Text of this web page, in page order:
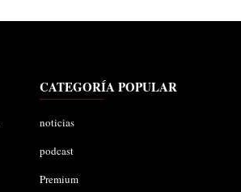
CATEGORÍA POPULAR
noticias
podcast
Premium